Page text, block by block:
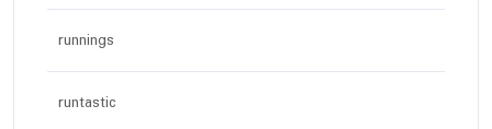
runnings
runtastic